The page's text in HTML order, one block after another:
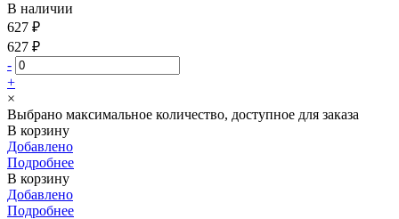
В наличии
627 ₽
627 ₽
-
+
×
Выбрано максимальное количество, доступное для заказа
В корзину
Добавлено
Подробнее
В корзину
Добавлено
Подробнее